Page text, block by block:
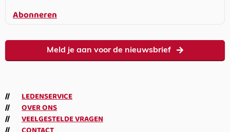
Abonneren
Meld je aan voor de nieuwsbrief
LEDENSERVICE
OVER ONS
VEELGESTELDE VRAGEN